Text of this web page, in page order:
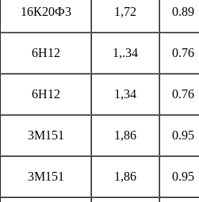
16К20Ф3 1,72 0.89
6Н12 1,.34 0.76
6Н12 1,34 0.76
3М151 1,86 0.95
3М151 1,86 0.95